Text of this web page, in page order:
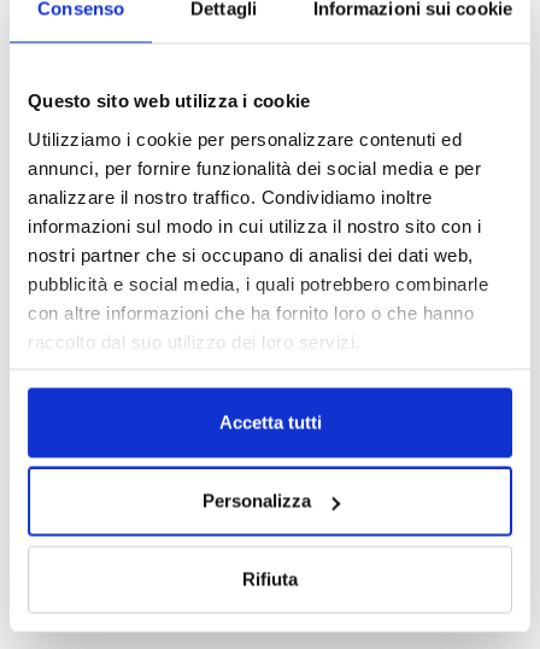
Consenso Dettagli Informazioni sui cookie
Questo sito web utilizza i cookie
Utilizziamo i cookie per personalizzare contenuti ed
annunci, per fornire funzionalità dei social media e per
analizzare il nostro traffico. Condividiamo inoltre
informazioni sul modo in cui utilizza il nostro sito con i
nostri partner che si occupano di analisi dei dati web,
pubblicità e social media, i quali potrebbero combinarle
con altre informazioni che ha fornito loro o che hanno
raccolto dal suo utilizzo dei loro servizi.
Accetta tutti
Personalizza
Rifiuta
Notizie sponsorizzate
Prima Assicurazioni: grande
intermediari partner 2026
1 Luglio 2026